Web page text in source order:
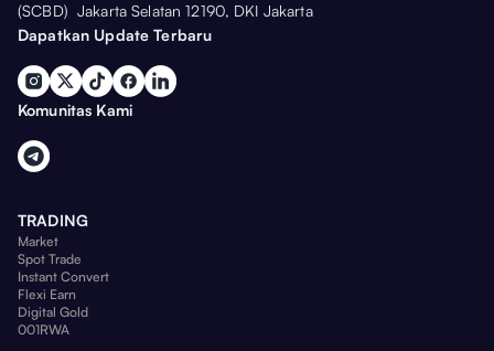
(SCBD) Jakarta Selatan 12190, DKI Jakarta
Dapatkan Update Terbaru
Komunitas Kami
TRADING
Market
Spot Trade
Instant Convert
Flexi Earn
Digital Gold
001RWA